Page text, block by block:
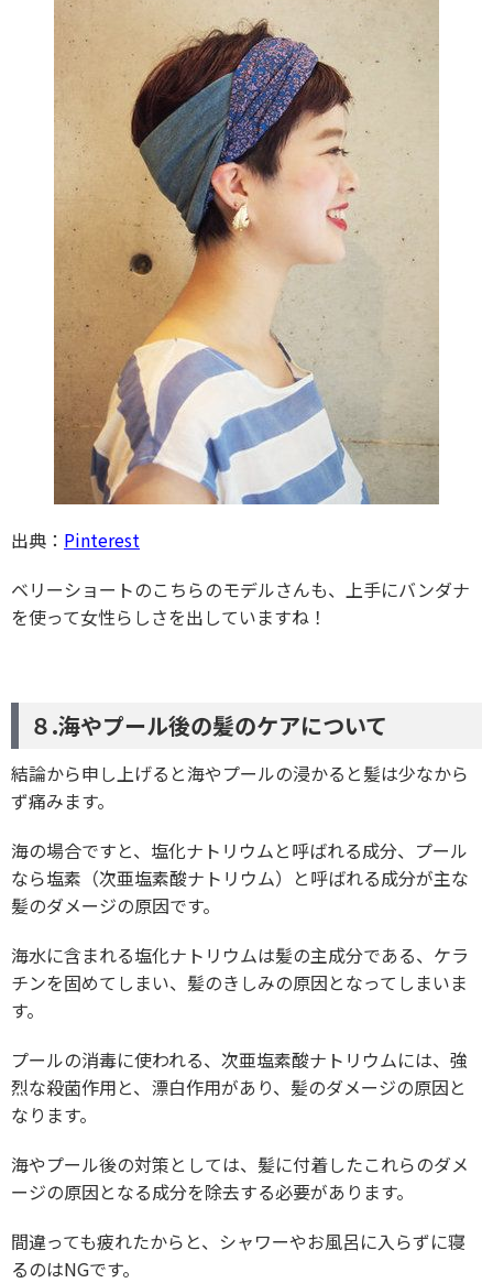
出典： Pinterest
ベリーショートのこちらのモデルさんも、上手にバンダナ
を使って女性らしさを出していますね！
８.海やプール後の髪のケアについて
結論から申し上げると海やプールの浸かると髪は少なから
ず痛みます。
海の場合ですと、塩化ナトリウムと呼ばれる成分、プール
なら塩素（次亜塩素酸ナトリウム）と呼ばれる成分が主な
髪のダメージの原因です。
海水に含まれる塩化ナトリウムは髪の主成分である、ケラ
チンを固めてしまい、髪のきしみの原因となってしまいま
す。
プールの消毒に使われる、次亜塩素酸ナトリウムには、強
烈な殺菌作用と、漂白作用があり、髪のダメージの原因と
なります。
海やプール後の対策としては、髪に付着したこれらのダメ
ージの原因となる成分を除去する必要があります。
間違っても疲れたからと、シャワーやお風呂に入らずに寝
るのはNGです。